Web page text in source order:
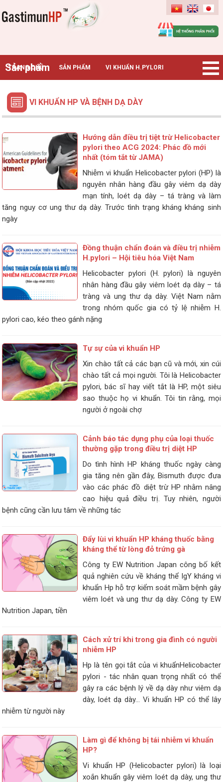
Gastimunhp
Sản phẩm
TRANG CHỦ SẢN PHẨM VI KHUẨN H.PYLORI
BỆNH DẠ DÀY
CHUYÊN GIA TƯ VẤN
VI KHUẨN HP VÀ BỆNH DẠ DÀY
Hướng dẫn điều trị tiệt trừ Helicobacter
pylori theo ACG 2024: Phác đồ mới
nhất (tóm tắt từ JAMA)
Nhiễm vi khuẩn Helicobacter pylori (HP) là
nguyên nhân hàng đầu gây viêm dạ dày
mạn tính, loét dạ dày – tá tràng và làm
tăng nguy cơ ung thư dạ dày. Trước tình trạng kháng kháng sinh
ngày
Đồng thuận chẩn đoán và điều trị nhiễm
H.pylori – Hội tiêu hóa Việt Nam
Helicobacter pylori (H. pylori) là nguyên
nhân hàng đầu gây viêm loét dạ dày – tá
tràng và ung thư dạ dày. Việt Nam nằm
trong nhóm quốc gia có tỷ lệ nhiễm H.
pylori cao, kéo theo gánh nặng
Tự sự của vi khuẩn HP
Xin chào tất cả các bạn cũ và mới, xin cúi
chào tất cả mọi người. Tôi là Helicobacter
pylori, bác sĩ hay viết tắt là HP, một siêu
sao thuộc họ vi khuẩn. Tôi tin rằng, mọi
người ở ngoài chợ
Cảnh báo tác dụng phụ của loại thuốc
thường gặp trong điều trị diệt HP
Do tình hình HP kháng thuốc ngày càng
gia tăng nên gần đây, Bismuth được đưa
vào các phác đồ diệt trừ HP nhằm nâng
cao hiệu quả điều trị. Tuy nhiên, người
bệnh cũng cần lưu tâm về những tác
Đẩy lùi vi khuẩn HP kháng thuốc bằng
kháng thể từ lòng đỏ trứng gà
Công ty EW Nutrition Japan công bố kết
quả nghiên cứu về kháng thể IgY kháng vi
khuẩn Hp hỗ trợ kiểm soát mầm bệnh gây
viêm loét và ung thư dạ dày. Công ty EW
Nutrition Japan, tiền
Cách xử trí khi trong gia đình có người
nhiễm HP
Hp là tên gọi tắt của vi khuẩnHelicobacter
pylori - tác nhân quan trọng nhất có thể
gây ra các bệnh lý về dạ dày như viêm dạ
dày, loét dạ dày… Vi khuẩn HP có thể lây
nhiễm từ người này
Làm gì để không bị tái nhiễm vi khuẩn
HP?
Vi khuẩn HP (Helicobacter pylori) là loại
xoắn khuẩn gây viêm loét dạ dày, ung thư